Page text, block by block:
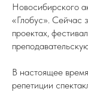
Новосибирского
«Глобус». Сейчас
проектах,
В настоящее
репетиции